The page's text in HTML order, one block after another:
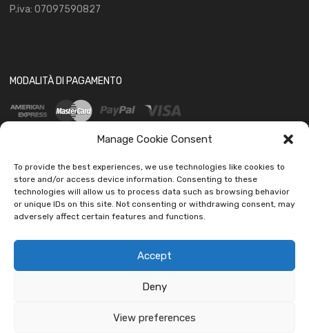
Manage Cookie Consent
To provide the best experiences, we use technologies like cookies to
store and/or access device information. Consenting to these
technologies will allow us to process data such as browsing behavior
or unique IDs on this site. Not consenting or withdrawing consent, may
adversely affect certain features and functions.
Accept
Deny
View preferences
P.iva: 07097590827
MODALITÀ DI PAGAMENTO
SOCIAL
Ledautoshop Auto Parts | Icons made by